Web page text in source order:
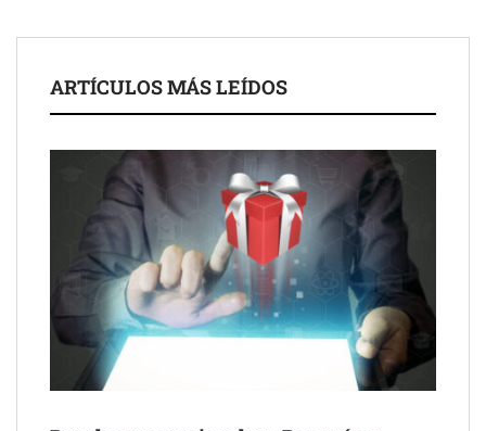
despacho de abogados Málaga de referencia para empresas y
Brisas del Estrecho abastece a la hostelería de Sevilla
conectando lonjas con establecimientos
ARTÍCULOS MÁS LEÍDOS